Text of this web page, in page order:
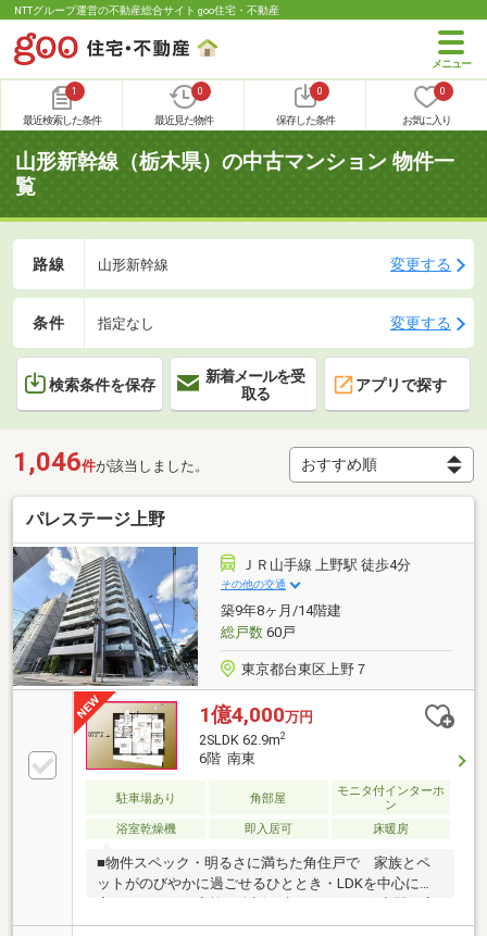
NTTグループ運営の不動産総合サイト goo住宅・不動産
1
最近検索した条件
0
最近見た物件
0
保存した条件
0
お気に入り
山形新幹線（栃木県）の中古マンション 物件一
覧
路線 山形新幹線 変更する
条件 指定なし 変更する
検索条件を保存
新着メールを受
取る
アプリで探す
1,046件が該当しました。
パレステージ上野
ＪＲ山手線 上野駅 徒歩4分
その他の交通
築9年8ヶ月/14階建
総戸数60戸
東京都台東区上野７
1億4,000万円
2SLDK 62.9m2
6階 南東
駐車場あり 角部屋
モニタ付インターホ
ン
浴室乾燥機
即入居可 床暖房
■物件スペック・明るさに満ちた角住戸で 家族とペ
ットがのびやかに過ごせるひととき・LDKを中心に各
具・エアコン・照明が整い 家族とペットですぐに心